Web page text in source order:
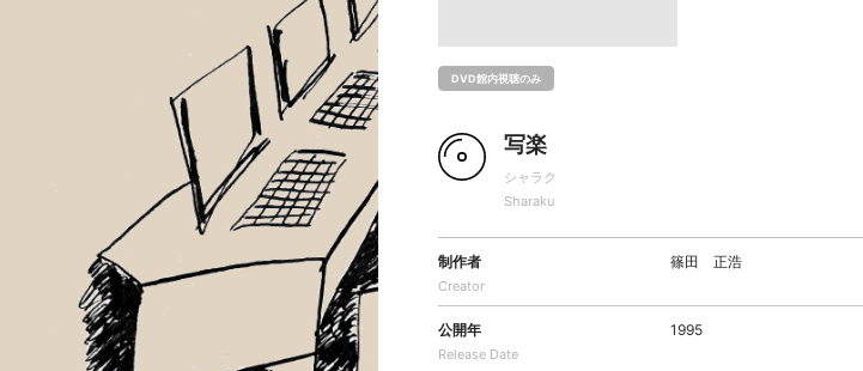
DVD館内視聴のみ
写楽
シャラク
Sharaku
制作者
Creator
篠田 正浩
公開年
Release Date
1995